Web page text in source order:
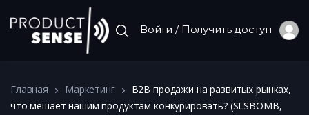
Войти / Получить доступ
Главная Маркетинг
B2B продажи на развитых рынках,
что мешает нашим продуктам конкурировать? (SLSBOMB,